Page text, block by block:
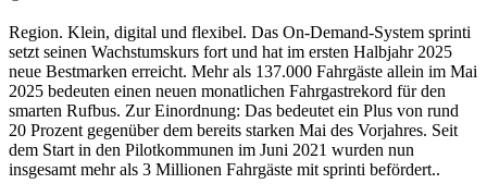
Region. Klein, digital und flexibel. Das On-Demand-System sprinti
setzt seinen Wachstumskurs fort und hat im ersten Halbjahr 2025
neue Bestmarken erreicht. Mehr als 137.000 Fahrgäste allein im Mai
2025 bedeuten einen neuen monatlichen Fahrgastrekord für den
smarten Rufbus. Zur Einordnung: Das bedeutet ein Plus von rund
20 Prozent gegenüber dem bereits starken Mai des Vorjahres. Seit
dem Start in den Pilotkommunen im Juni 2021 wurden nun
insgesamt mehr als 3 Millionen Fahrgäste mit sprinti befördert..